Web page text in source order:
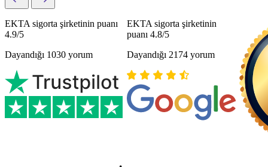
EKTA sigorta şirketinin puanı
4.9/5
Dayandığı 1030 yorum
EKTA sigorta şirketinin
puanı 4.8/5
Dayandığı 2174 yorum